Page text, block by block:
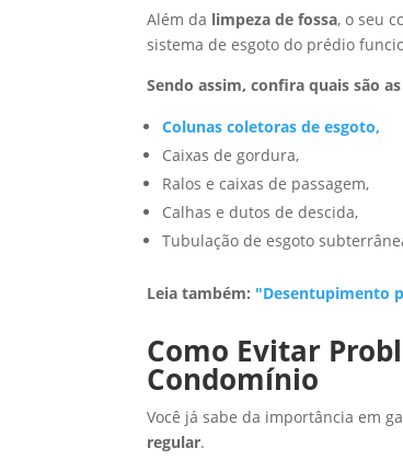
Além da limpeza de fossa, o seu
sistema de esgoto do prédio
Sendo assim, confira quais são
Colunas coletoras de esgoto,
Caixas de gordura,
Ralos e caixas de passagem,
Calhas e dutos de descida,
Tubulação de esgoto
Leia também: "Desentupimento
Como Evitar
Condomínio
Você já sabe da importância em
regular.